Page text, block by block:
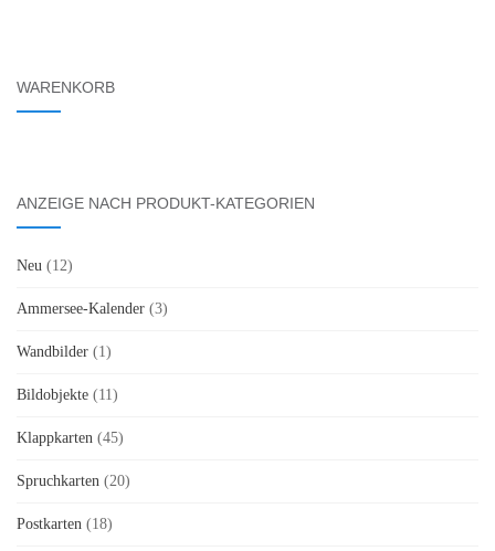
WARENKORB
ANZEIGE NACH PRODUKT-KATEGORIEN
Neu (12)
Ammersee-Kalender (3)
Wandbilder (1)
Bildobjekte (11)
Klappkarten (45)
Spruchkarten (20)
Postkarten (18)